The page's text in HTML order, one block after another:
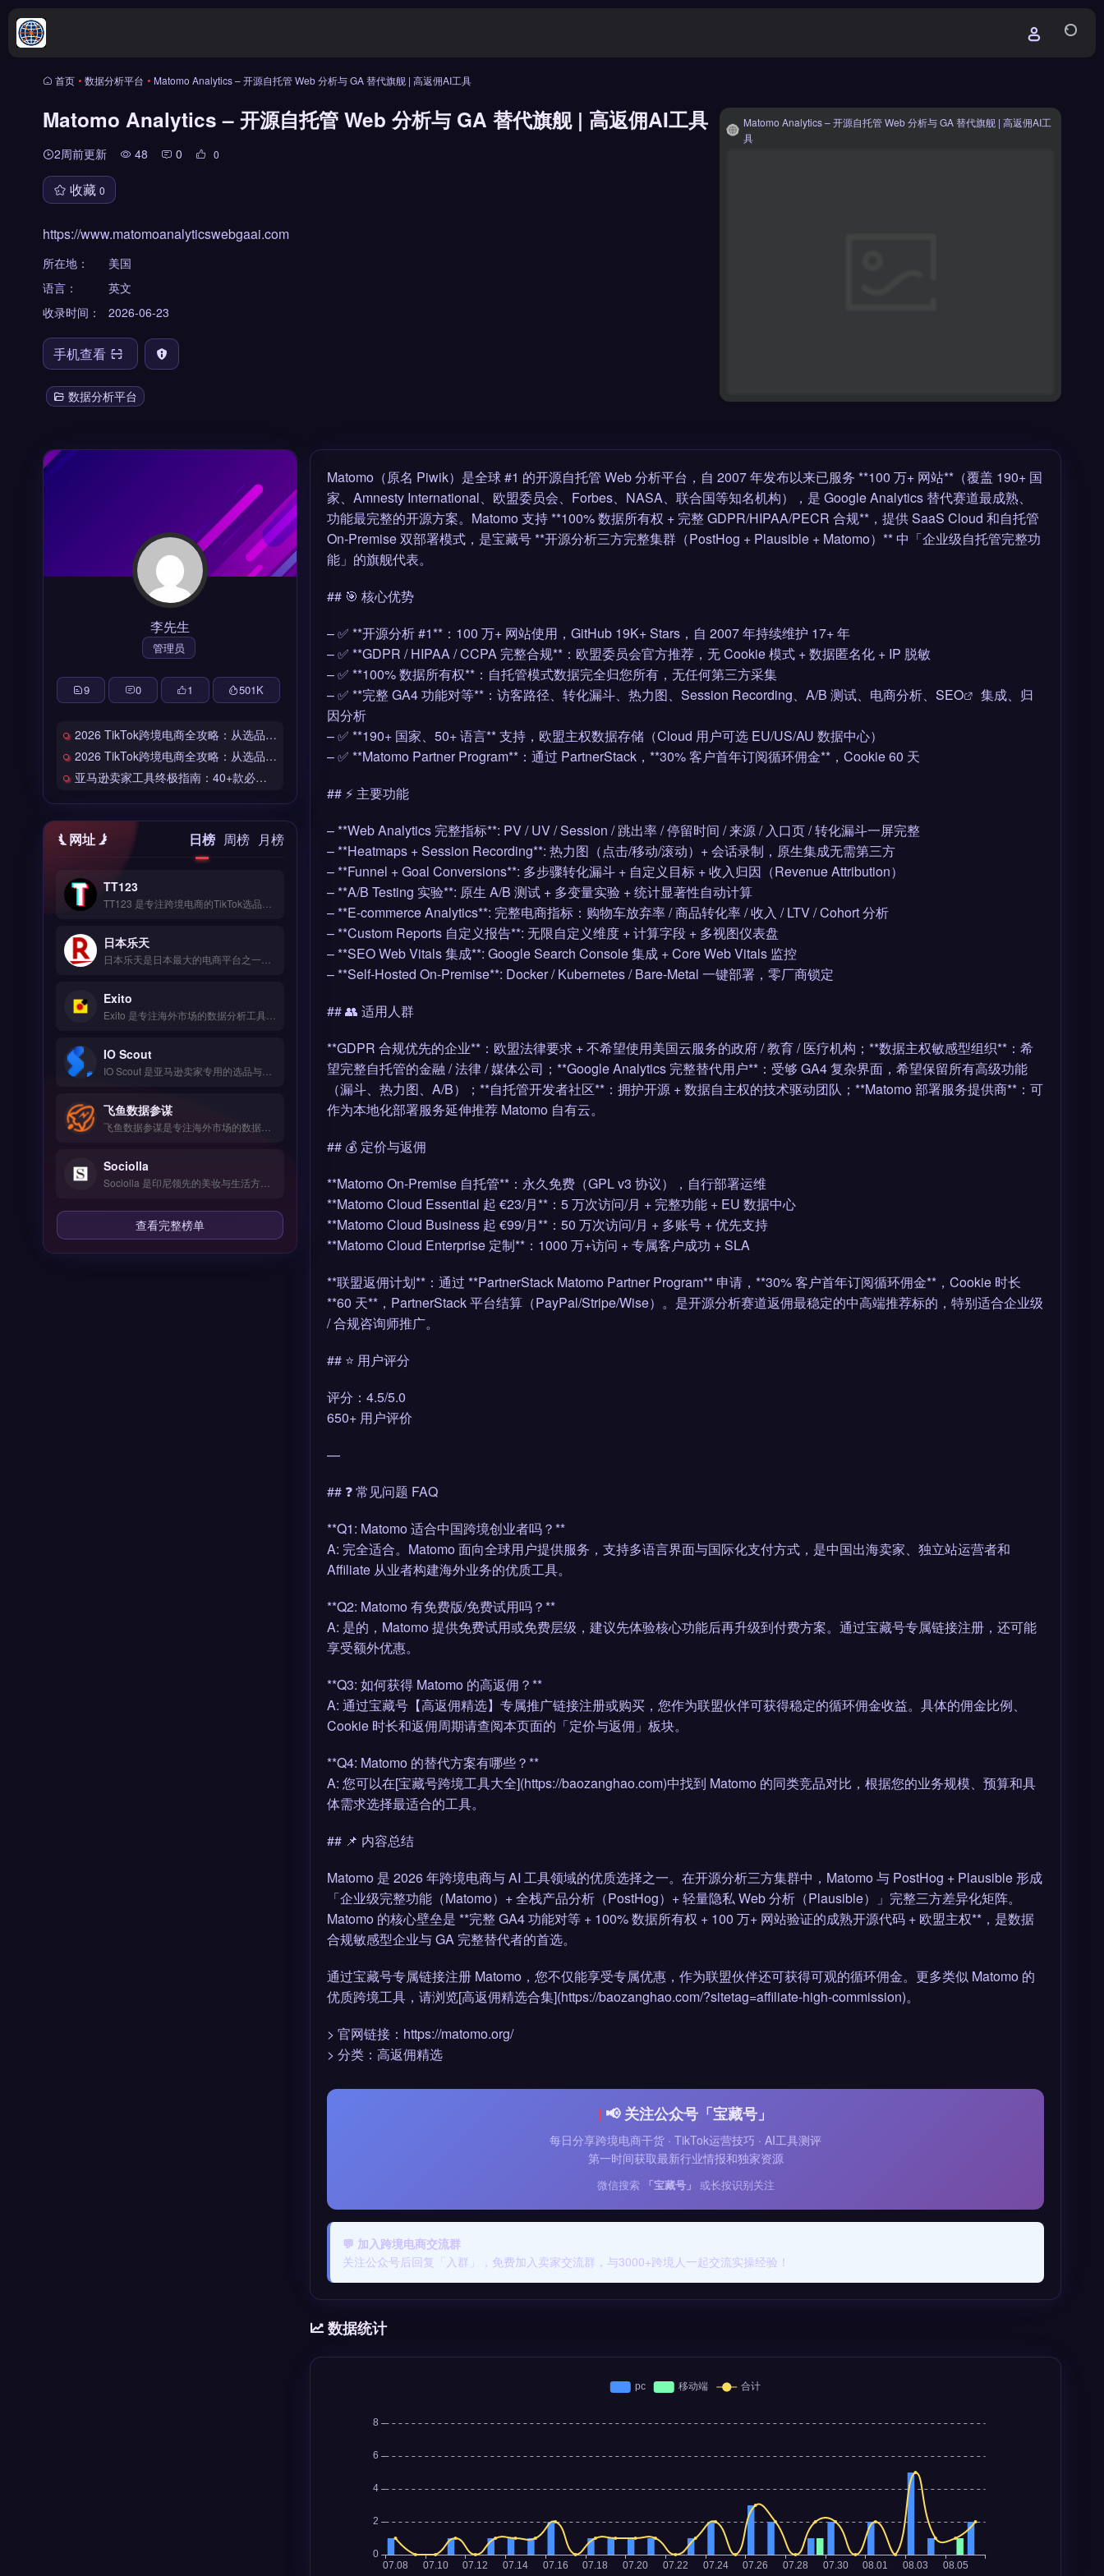
首页 • 数据分析平台 • Matomo Analytics – 开源自托管 Web 分析与 GA 替代旗舰 | 高返佣AI工具
Matomo Analytics – 开源自托管 Web 分析与 GA 替代旗舰 | 高返佣AI工具
2周前更新 48 0 0
收藏 0
https://www.matomoanalyticswebgaai.com
所在地：
美国
语言：
英文
收录时间：
2026-06-23
手机查看
数据分析平台
Matomo Analytics – 开源自托管 Web 分析与 GA 替代旗舰 | 高返佣AI工
具
Matomo（原名 Piwik）是全球 #1 的开源自托管 Web 分析平台，自 2007 年发布以来已服务 **100 万+ 网站**（覆盖 190+ 国
家、Amnesty International、欧盟委员会、Forbes、NASA、联合国等知名机构），是 Google Analytics 替代赛道最成熟、
功能最完整的开源方案。Matomo 支持 **100% 数据所有权 + 完整 GDPR/HIPAA/PECR 合规**，提供 SaaS Cloud 和自托管
On-Premise 双部署模式，是宝藏号 **开源分析三方完整集群（PostHog + Plausible + Matomo）** 中「企业级自托管完整功
能」的旗舰代表。
## 🎯 核心优势
– ✅ **开源分析 #1**：100 万+ 网站使用，GitHub 19K+ Stars，自 2007 年持续维护 17+ 年
– ✅ **GDPR / HIPAA / CCPA 完整合规**：欧盟委员会官方推荐，无 Cookie 模式 + 数据匿名化 + IP 脱敏
– ✅ **100% 数据所有权**：自托管模式数据完全归您所有，无任何第三方采集
– ✅ **完整 GA4 功能对等**：访客路径、转化漏斗、热力图、Session Recording、A/B 测试、电商分析、 SEO
集成、归
因分析
– ✅ **190+ 国家、50+ 语言** 支持，欧盟主权数据存储（Cloud 用户可选 EU/US/AU 数据中心）
– ✅ **Matomo Partner Program**：通过 PartnerStack，**30% 客户首年订阅循环佣金**，Cookie 60 天
## ⚡ 主要功能
– **Web Analytics 完整指标**: PV / UV / Session / 跳出率 / 停留时间 / 来源 / 入口页 / 转化漏斗一屏完整
– **Heatmaps + Session Recording**: 热力图（点击/移动/滚动）+ 会话录制，原生集成无需第三方
– **Funnel + Goal Conversions**: 多步骤转化漏斗 + 自定义目标 + 收入归因（Revenue Attribution）
– **A/B Testing 实验**: 原生 A/B 测试 + 多变量实验 + 统计显著性自动计算
– **E-commerce Analytics**: 完整电商指标：购物车放弃率 / 商品转化率 / 收入 / LTV / Cohort 分析
– **Custom Reports 自定义报告**: 无限自定义维度 + 计算字段 + 多视图仪表盘
– **SEO Web Vitals 集成**: Google Search Console 集成 + Core Web Vitals 监控
– **Self-Hosted On-Premise**: Docker / Kubernetes / Bare-Metal 一键部署，零厂商锁定
## 👥 适用人群
**GDPR 合规优先的企业**：欧盟法律要求 + 不希望使用美国云服务的政府 / 教育 / 医疗机构；**数据主权敏感型组织**：希
望完整自托管的金融 / 法律 / 媒体公司；**Google Analytics 完整替代用户**：受够 GA4 复杂界面，希望保留所有高级功能
（漏斗、热力图、A/B）；**自托管开发者社区**：拥护开源 + 数据自主权的技术驱动团队；**Matomo 部署服务提供商**：可
作为本地化部署服务延伸推荐 Matomo 自有云。
## 💰 定价与返佣
**Matomo On-Premise 自托管**：永久免费（GPL v3 协议），自行部署运维
**Matomo Cloud Essential 起 €23/月**：5 万次访问/月 + 完整功能 + EU 数据中心
**Matomo Cloud Business 起 €99/月**：50 万次访问/月 + 多账号 + 优先支持
**Matomo Cloud Enterprise 定制**：1000 万+访问 + 专属客户成功 + SLA
**联盟返佣计划**：通过 **PartnerStack Matomo Partner Program** 申请，**30% 客户首年订阅循环佣金**，Cookie 时长
**60 天**，PartnerStack 平台结算（PayPal/Stripe/Wise）。是开源分析赛道返佣最稳定的中高端推荐标的，特别适合企业级
/ 合规咨询师推广。
## ⭐ 用户评分
评分：4.5/5.0
650+ 用户评价
—
## ❓ 常见问题 FAQ
**Q1: Matomo 适合中国跨境创业者吗？**
A: 完全适合。Matomo 面向全球用户提供服务，支持多语言界面与国际化支付方式，是中国出海卖家、独立站运营者和
Affiliate 从业者构建海外业务的优质工具。
**Q2: Matomo 有免费版/免费试用吗？**
A: 是的，Matomo 提供免费试用或免费层级，建议先体验核心功能后再升级到付费方案。通过宝藏号专属链接注册，还可能
享受额外优惠。
**Q3: 如何获得 Matomo 的高返佣？**
A: 通过宝藏号【高返佣精选】专属推广链接注册或购买，您作为联盟伙伴可获得稳定的循环佣金收益。具体的佣金比例、
Cookie 时长和返佣周期请查阅本页面的「定价与返佣」板块。
**Q4: Matomo 的替代方案有哪些？**
A: 您可以在[宝藏号跨境工具大全](https://baozanghao.com)中找到 Matomo 的同类竞品对比，根据您的业务规模、预算和具
体需求选择最适合的工具。
## 📌 内容总结
Matomo 是 2026 年跨境电商与 AI 工具领域的优质选择之一。在开源分析三方集群中，Matomo 与 PostHog + Plausible 形成
「企业级完整功能（Matomo）+ 全栈产品分析（PostHog）+ 轻量隐私 Web 分析（Plausible）」完整三方差异化矩阵。
Matomo 的核心壁垒是 **完整 GA4 功能对等 + 100% 数据所有权 + 100 万+ 网站验证的成熟开源代码 + 欧盟主权**，是数据
合规敏感型企业与 GA 完整替代者的首选。
通过宝藏号专属链接注册 Matomo，您不仅能享受专属优惠，作为联盟伙伴还可获得可观的循环佣金。更多类似 Matomo 的
优质跨境工具，请浏览[高返佣精选合集](https://baozanghao.com/?sitetag=affiliate-high-commission)。
> 官网链接：https://matomo.org/
> 分类：高返佣精选
📢 关注公众号「宝藏号」
每日分享跨境电商干货 · TikTok运营技巧 · AI工具测评
第一时间获取最新行业情报和独家资源
微信搜索 「宝藏号」 或长按识别关注
💬 加入跨境电商交流群
关注公众号后回复「入群」，免费加入卖家交流群，与3000+跨境人一起交流实操经验！
数据统计
李先生
管理员
9 0 1 501K
2026 TikTok跨境电商全攻略：从选品到爆单的完整工具链
2026 TikTok跨境电商全攻略：从选品到爆单的完整工具链
亚马逊卖家工具终极指南：40+款必备工具全链路解析
网址 日榜 周榜 月榜
TT123
日本乐天
Exito
IO Scout
飞鱼数据参谋
Sociolla
查看完整榜单